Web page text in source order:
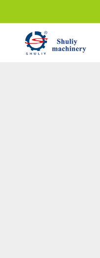
content